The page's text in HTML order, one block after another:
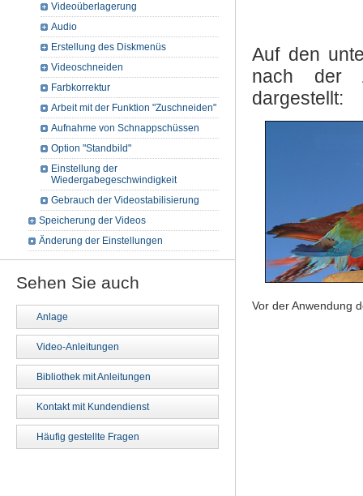
Auf den
nach der
dargestellt:
Vor der Anwendung
Videoüberlagerung
Audio
Erstellung des Diskmenüs
Videoschneiden
Farbkorrektur
Arbeit mit der Funktion "Zuschneiden"
Aufnahme von Schnappschüssen
Option "Standbild"
Einstellung der
Wiedergabegeschwindigkeit
Gebrauch der Videostabilisierung
Speicherung der Videos
Änderung der Einstellungen
Sehen Sie auch
Anlage
Video-Anleitungen
Bibliothek mit Anleitungen
Kontakt mit Kundendienst
Häufig gestellte Fragen